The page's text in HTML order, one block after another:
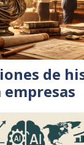
de
empresas